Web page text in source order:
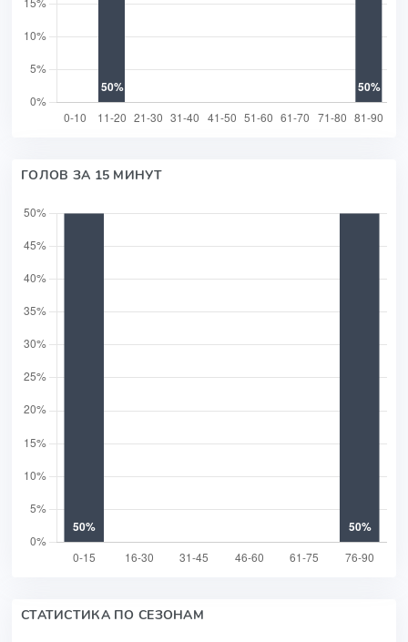
ГОЛОВ ЗА 15 МИНУТ
СТАТИСТИКА ПО СЕЗОНАМ